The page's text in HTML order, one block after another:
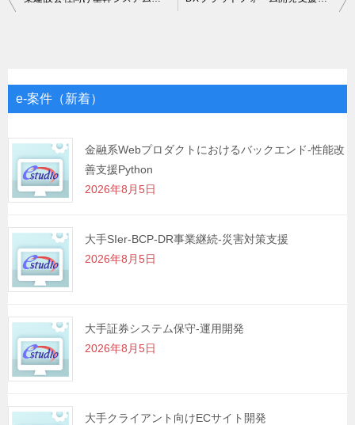
ゲ
シ
ョ
ン
e-案件（新着）
金融系Webプロダクトにおけるバックエンド-性能改
善支援Python
2026年8月5日
大手SIer-BCP-DR事業継続-災害対策支援
2026年8月5日
大手証券システム保守-運用開発
2026年8月5日
大手クライアント向けECサイト開発